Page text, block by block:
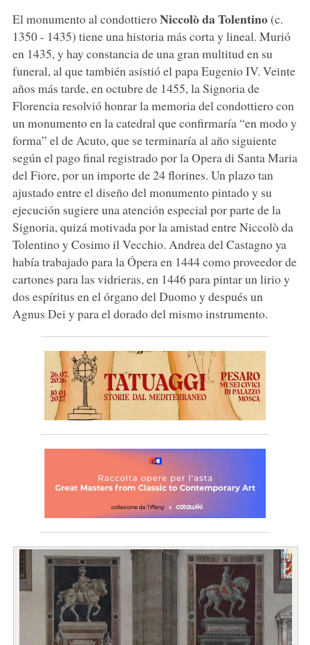
El monumento al condottieroNiccolò da Tolentino(c.
1350 - 1435) tiene una historia más corta y lineal. Murió
en 1435, y hay constancia de una gran multitud en su
funeral, al que también asistió el papa Eugenio IV. Veinte
años más tarde, en octubre de 1455, la Signoria de
Florencia resolvió honrar la memoria del condottiero con
un monumento en la catedral que confirmaría “en modo y
forma” el de Acuto, que se terminaría al año siguiente
según el pago final registrado por la Opera di Santa Maria
del Fiore, por un importe de 24 florines. Un plazo tan
ajustado entre el diseño del monumento pintado y su
ejecución sugiere una atención especial por parte de la
Signoria, quizá motivada por la amistad entre Niccolò da
Tolentino y Cosimo il Vecchio. Andrea del Castagno ya
había trabajado para la Ópera en 1444 como proveedor de
cartones para las vidrieras, en 1446 para pintar un lirio y
dos espíritus en el órgano del Duomo y después un
Agnus Dei y para el dorado del mismo instrumento.